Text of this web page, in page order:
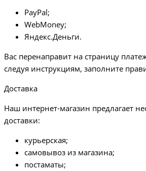
PayPal;
WebMoney;
Яндекс.Деньги.
Вас перенаправит на страницу
следуя инструкциям, заполните
Доставка
Наш интернет-магазин предлагает
доставки:
курьерская;
самовывоз из магазина;
постаматы;